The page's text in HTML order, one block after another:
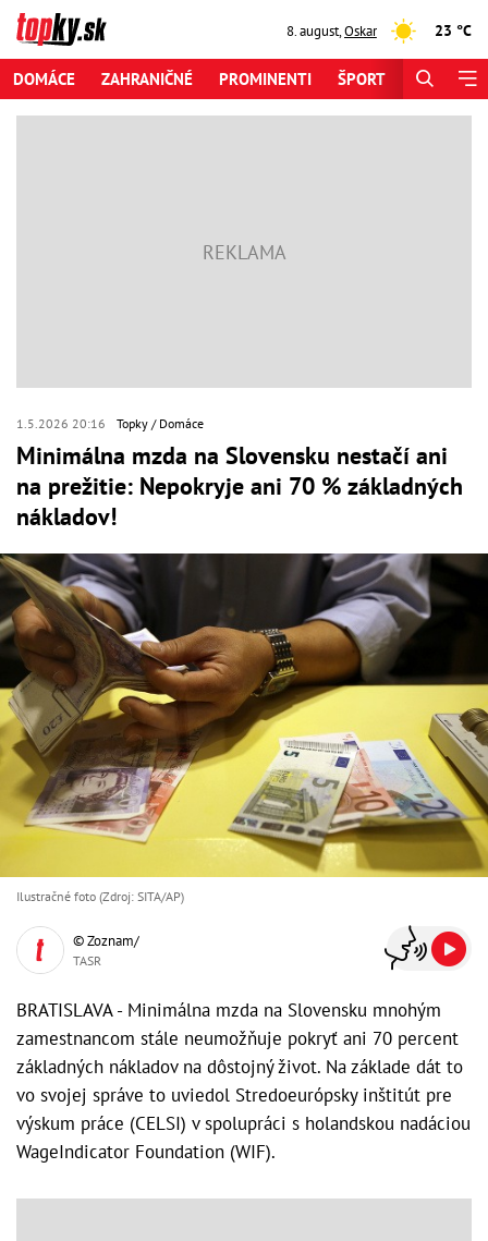
8. august,Oskar 23 °C
DOMÁCE ZAHRANIČNÉ PROMINENTI ŠPORT
1.5.2026 20:16 Topky Domáce
Minimálna mzda na Slovensku nestačí ani
na prežitie: Nepokryje ani 70 % základných
nákladov!
Ilustračné foto (Zdroj: SITA/AP)
© Zoznam/
TASR
BRATISLAVA - Minimálna mzda na Slovensku mnohým
zamestnancom stále neumožňuje pokryť ani 70 percent
základných nákladov na dôstojný život. Na základe dát to
vo svojej správe to uviedol Stredoeurópsky inštitút pre
výskum práce (CELSI) v spolupráci s holandskou nadáciou
WageIndicator Foundation (WIF).